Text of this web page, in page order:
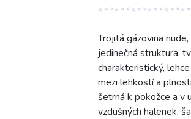
Trojitá gázovina
jedinečná struktura,
charakteristický,
mezi lehkostí a
šetrná k pokožce a v
vzdušných halenek,